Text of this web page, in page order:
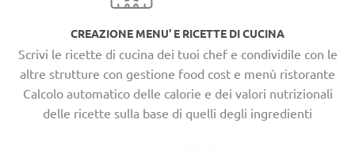
CREAZIONE MENU' E RICETTE DI CUCINA
Scrivi le ricette di cucina dei tuoi chef e condividile con le
altre strutture con gestione food cost e menù ristorante
Calcolo automatico delle calorie e dei valori nutrizionali
delle ricette sulla base di quelli degli ingredienti